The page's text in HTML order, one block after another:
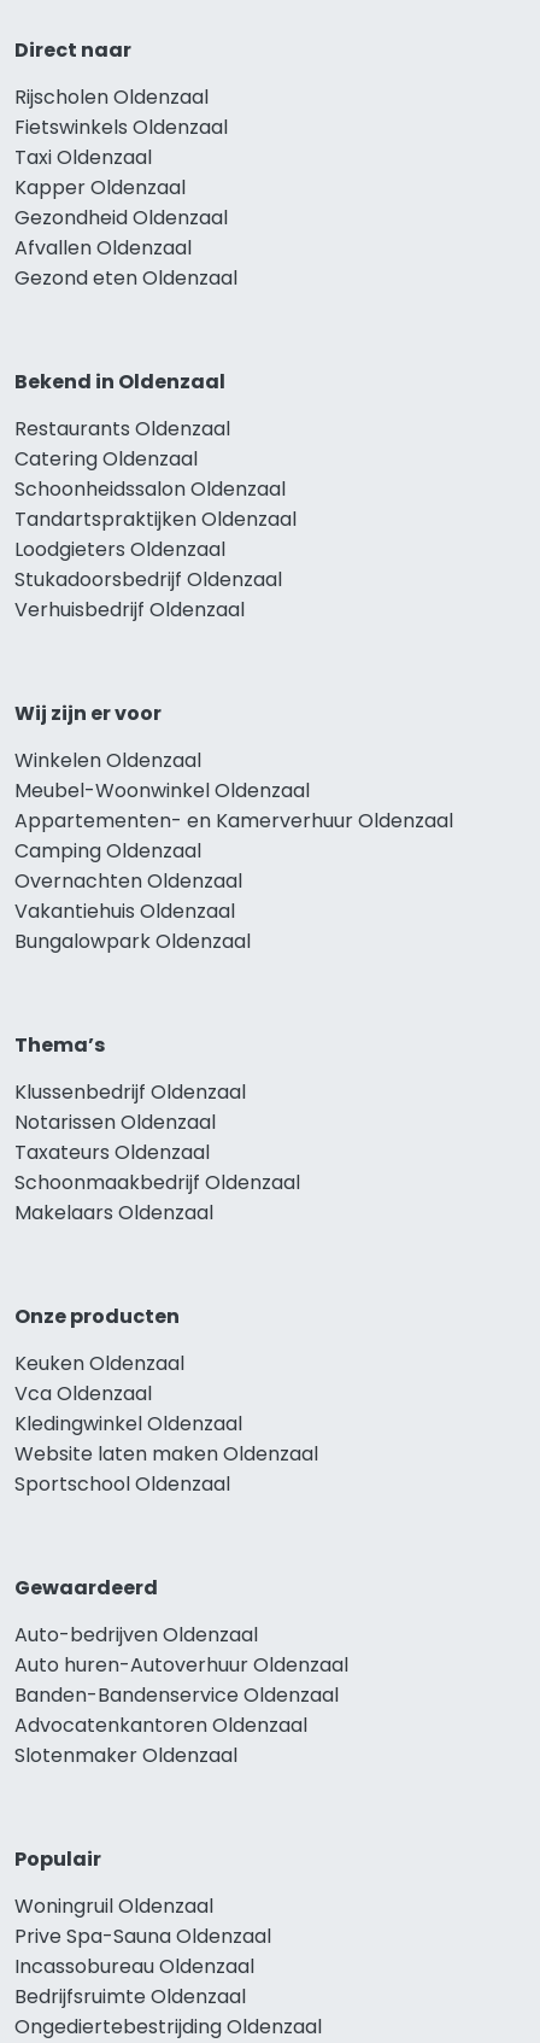
Direct naar
Rijscholen Oldenzaal
Fietswinkels Oldenzaal
Taxi Oldenzaal
Kapper Oldenzaal
Gezondheid Oldenzaal
Afvallen Oldenzaal
Gezond eten Oldenzaal
Bekend in Oldenzaal
Restaurants Oldenzaal
Catering Oldenzaal
Schoonheidssalon Oldenzaal
Tandartspraktijken Oldenzaal
Loodgieters Oldenzaal
Stukadoorsbedrijf Oldenzaal
Verhuisbedrijf Oldenzaal
Wij zijn er voor
Winkelen Oldenzaal
Meubel-Woonwinkel Oldenzaal
Appartementen- en Kamerverhuur Oldenzaal
Camping Oldenzaal
Overnachten Oldenzaal
Vakantiehuis Oldenzaal
Bungalowpark Oldenzaal
Thema’s
Klussenbedrijf Oldenzaal
Notarissen Oldenzaal
Taxateurs Oldenzaal
Schoonmaakbedrijf Oldenzaal
Makelaars Oldenzaal
Onze producten
Keuken Oldenzaal
Vca Oldenzaal
Kledingwinkel Oldenzaal
Website laten maken Oldenzaal
Sportschool Oldenzaal
Gewaardeerd
Auto-bedrijven Oldenzaal
Auto huren-Autoverhuur Oldenzaal
Banden-Bandenservice Oldenzaal
Advocatenkantoren Oldenzaal
Slotenmaker Oldenzaal
Populair
Woningruil Oldenzaal
Prive Spa-Sauna Oldenzaal
Incassobureau Oldenzaal
Bedrijfsruimte Oldenzaal
Ongediertebestrijding Oldenzaal